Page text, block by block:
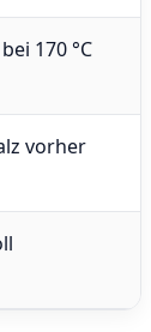
170 °C
vorher